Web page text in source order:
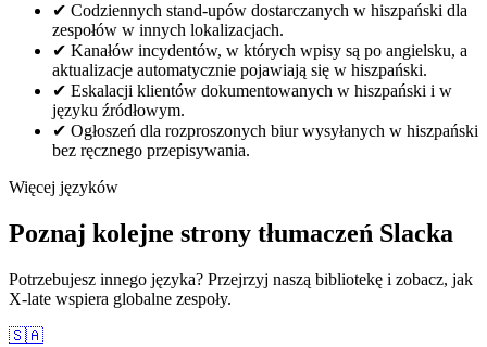
✔ Codziennych stand-upów dostarczanych w hiszpański dla
zespołów w innych lokalizacjach.
✔ Kanałów incydentów, w których wpisy są po angielsku, a
aktualizacje automatycznie pojawiają się w hiszpański.
✔ Eskalacji klientów dokumentowanych w hiszpański i w
języku źródłowym.
✔ Ogłoszeń dla rozproszonych biur wysyłanych w hiszpański
bez ręcznego przepisywania.
Więcej języków
Poznaj kolejne strony tłumaczeń Slacka
Potrzebujesz innego języka? Przejrzyj naszą bibliotekę i zobacz, jak
X-late wspiera globalne zespoły.
🇸🇦